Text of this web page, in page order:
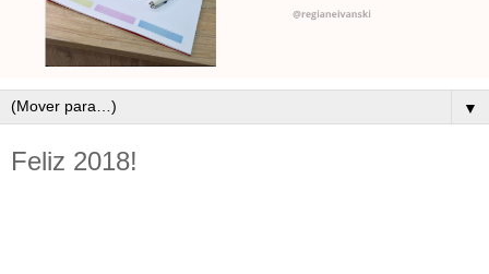
▼
Feliz 2018!